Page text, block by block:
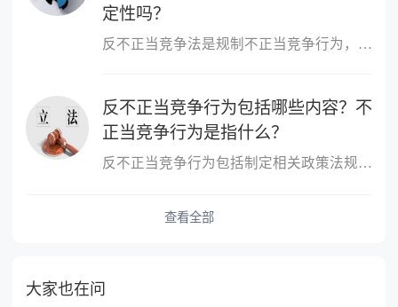
定性吗？
反不正当竞争法是规制不正当竞争行为，维护市场竞争秩序和市场主体...
反不正当竞争行为包括哪些内容？不
正当竞争行为是指什么？
反不正当竞争行为包括制定相关政策法规，鼓励社会监督，对不正当竞...
查看全部
大家也在问